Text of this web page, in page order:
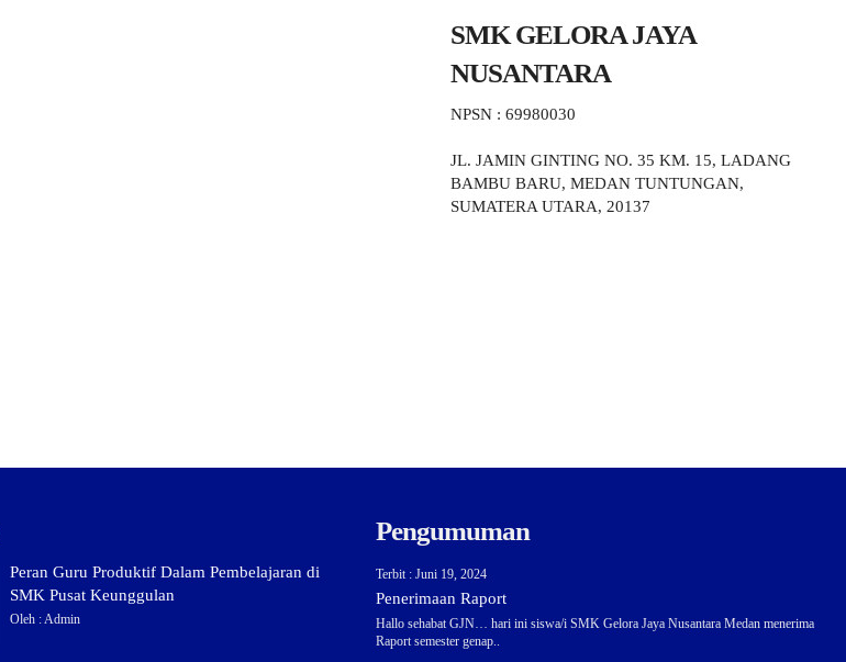
SMK GELORA JAYA
NUSANTARA
NPSN : 69980030
JL. JAMIN GINTING NO. 35 KM. 15, LADANG
BAMBU BARU, MEDAN TUNTUNGAN,
SUMATERA UTARA, 20137
Peran Guru Produktif Dalam Pembelajaran di
SMK Pusat Keunggulan
Oleh : Admin
Pengumuman
Terbit : Juni 19, 2024
Penerimaan Raport
Hallo sehabat GJN… hari ini siswa/i SMK Gelora Jaya Nusantara Medan menerima
Raport semester genap..